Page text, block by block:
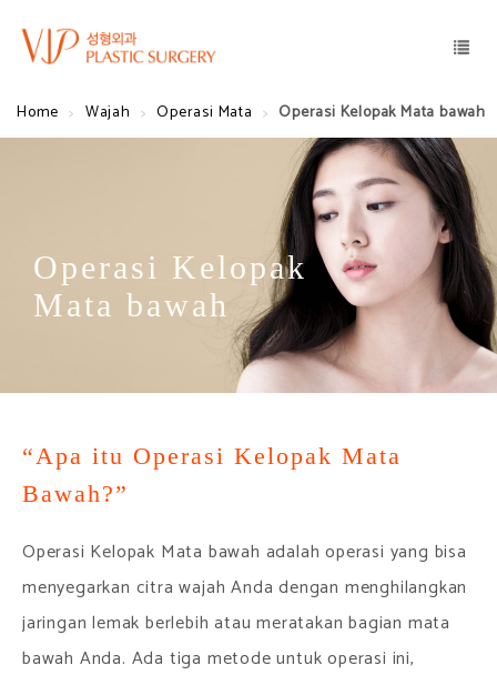
Home Wajah Operasi Mata Operasi Kelopak Mata bawah
Operasi Kelopak
Mata bawah
“Apa itu Operasi Kelopak Mata
Bawah?”
Operasi Kelopak Mata bawah adalah operasi yang bisa
menyegarkan citra wajah Anda dengan menghilangkan
jaringan lemak berlebih atau meratakan bagian mata
bawah Anda. Ada tiga metode untuk operasi ini,